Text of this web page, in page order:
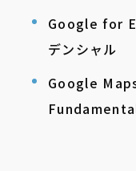
Google for
デンシャル
Google